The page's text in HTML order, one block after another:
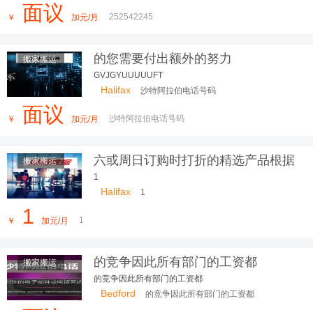
￥ 面议 加元/月 252542245
搬家搬运 的您需要付出额外的努力
GVJGYUUUUUFT
Halifax 沙特阿拉伯电话号码
￥ 面议 加元/月 沙特阿拉伯电话号码
搬家搬运
六或周日订购时打折的精选产品根据
查看产
1
Halifax 1
￥ 1 加元/月 1
搬家搬运 的竞争因此所有部门的工资都
的竞争因此所有部门的工资都
Bedford 的竞争因此所有部门的工资都